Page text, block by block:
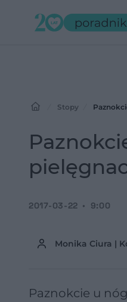
Stopy
Monika Ciura |
2017-03-22 9:00
Paznokcie u